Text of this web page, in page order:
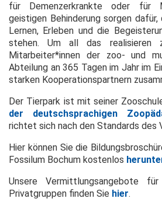
für Demenzerkrankte oder für
geistigen Behinderung sorgen dafür,
Lernen, Erleben und die
stehen. Um all das realisieren
Mitarbeiter*innen der zoo- und
Abteilung an 365 Tagen im Jahr im
starken Kooperationspartnern
Der Tierpark ist mit seiner
der deutschsprachigen
richtet sich nach den Standards des
Hier können Sie die
Fossilum Bochum kostenlos
Unsere Vermittlungsangebote
Privatgruppen finden Sie hier.